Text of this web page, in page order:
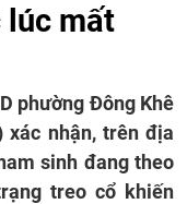
lúc mất
phường Đông Khê
xác nhận, trên địa
sinh đang theo
treo cổ khiến